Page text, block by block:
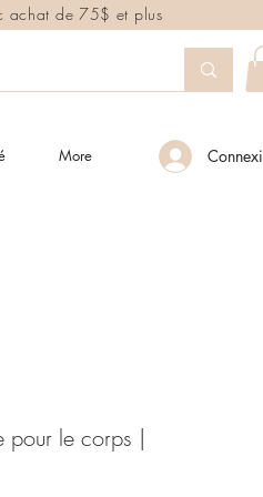
achat de 75$ et plus
More
pour le corps |